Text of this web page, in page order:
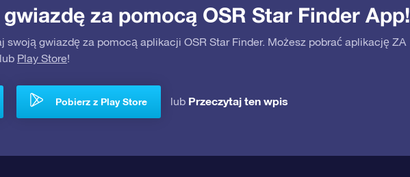
za pomocą OSR Star Finder App!
swoją gwiazdę za pomocą aplikacji OSR Star Finder. Możesz pobrać aplikację ZA
lub Play Store!
Pobierz z Play Store lub Przeczytaj ten wpis